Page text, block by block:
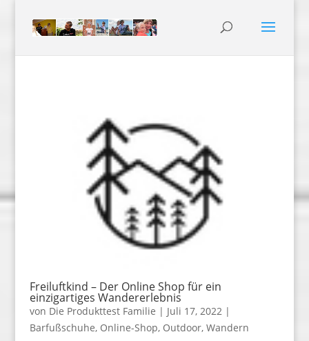
Freiluftkind – Der Online Shop für ein
einzigartiges Wandererlebnis
von Die Produkttest Familie | Juli 17, 2022|
Barfußschuhe, Online-Shop, Outdoor, Wandern